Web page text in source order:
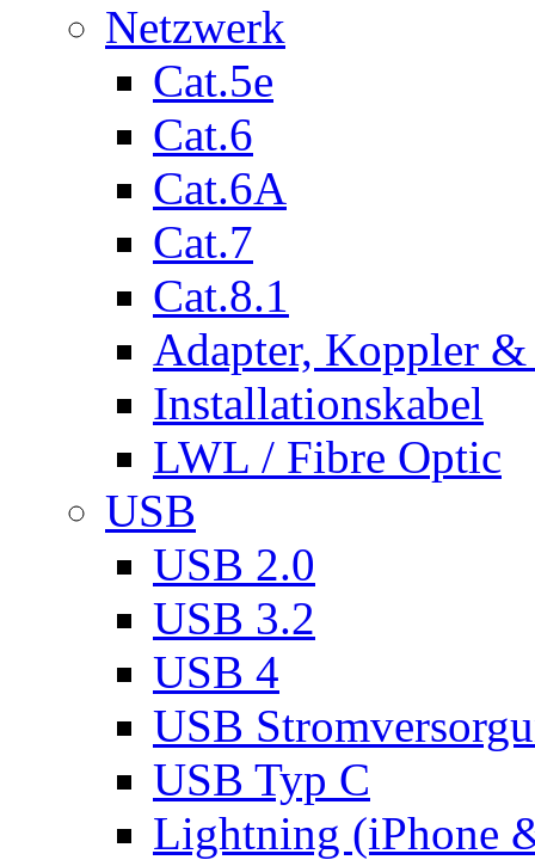
Netzwerk
Cat.5e
Cat.6
Cat.6A
Cat.7
Cat.8.1
Adapter, Koppler &
Installationskabel
LWL / Fibre Optic
USB
USB 2.0
USB 3.2
USB 4
USB
USB Typ C
Lightning (iPhone